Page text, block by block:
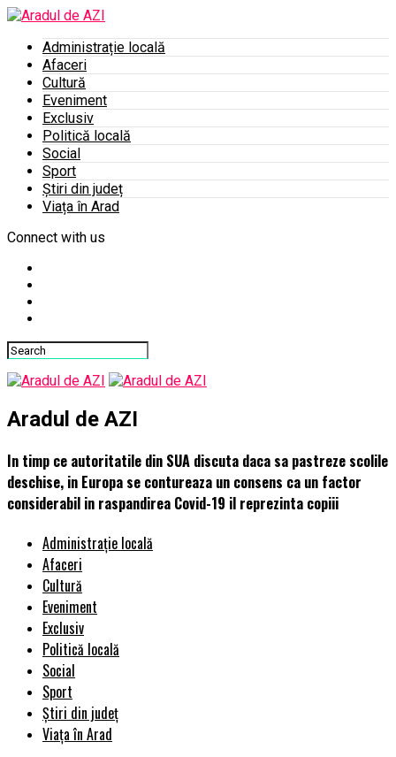
Administrație locală
Afaceri
Cultură
Eveniment
Exclusiv
Politică locală
Social
Sport
Știri din județ
Viața în Arad
Connect with us
Aradul de AZI
In timp ce autoritatile din SUA discuta daca sa pastreze scolile
deschise, in Europa se contureaza un consens ca un factor
considerabil in raspandirea Covid-19 il reprezinta copiii
Administrație locală
Afaceri
Cultură
Eveniment
Exclusiv
Politică locală
Social
Sport
Știri din județ
Viața în Arad